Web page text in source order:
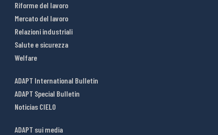
Riforme del lavoro
Mercato del lavoro
Relazioni industriali
Salute e sicurezza
Welfare
ADAPT International Bulletin
ADAPT Special Bulletin
Noticias CIELO
ADAPT sui media